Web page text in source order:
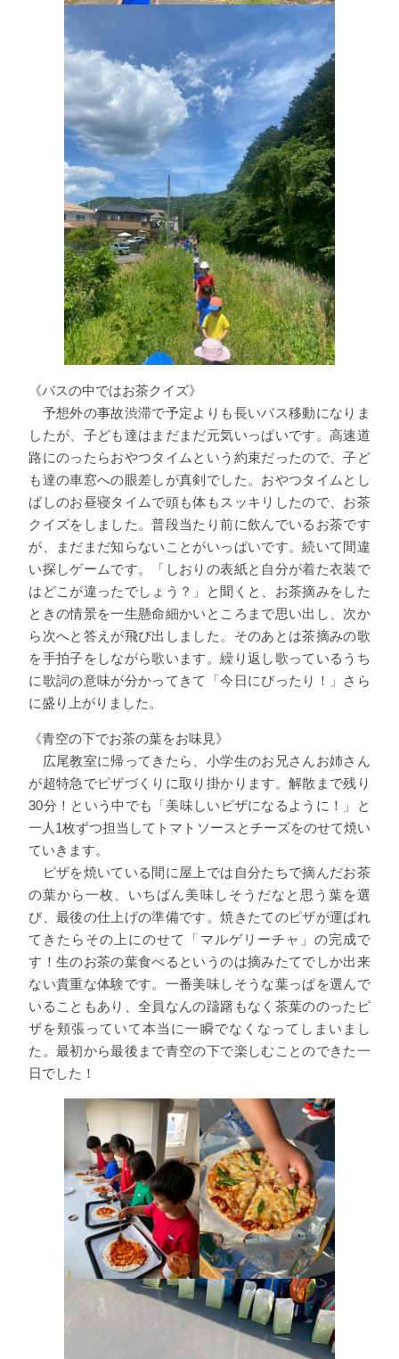
《バスの中ではお茶クイズ》
予想外の事故渋滞で予定よりも長いバス移動になりま
したが、子ども達はまだまだ元気いっぱいです。高速道
路にのったらおやつタイムという約束だったので、子ど
も達の車窓への眼差しが真剣でした。おやつタイムとし
ばしのお昼寝タイムで頭も体もスッキリしたので、お茶
クイズをしました。普段当たり前に飲んでいるお茶です
が、まだまだ知らないことがいっぱいです。続いて間違
い探しゲームです。「しおりの表紙と自分が着た衣装で
はどこが違ったでしょう？」と聞くと、お茶摘みをした
ときの情景を一生懸命細かいところまで思い出し、次か
ら次へと答えが飛び出しました。そのあとは茶摘みの歌
を手拍子をしながら歌います。繰り返し歌っているうち
に歌詞の意味が分かってきて「今日にぴったり！」さら
に盛り上がりました。
《青空の下でお茶の葉をお味見》
広尾教室に帰ってきたら、小学生のお兄さんお姉さん
が超特急でピザづくりに取り掛かります。解散まで残り
30分！という中でも「美味しいピザになるように！」と
一人1枚ずつ担当してトマトソースとチーズをのせて焼い
ていきます。
ピザを焼いている間に屋上では自分たちで摘んだお茶
の葉から一枚、いちばん美味しそうだなと思う葉を選
び、最後の仕上げの準備です。焼きたてのピザが運ばれ
てきたらその上にのせて「マルゲリーチャ」の完成で
す！生のお茶の葉食べるというのは摘みたてでしか出来
ない貴重な体験です。一番美味しそうな葉っぱを選んで
いることもあり、全員なんの躊躇もなく茶葉ののったピ
ザを頬張っていて本当に一瞬でなくなってしまいまし
た。最初から最後まで青空の下で楽しむことのできた一
日でした！